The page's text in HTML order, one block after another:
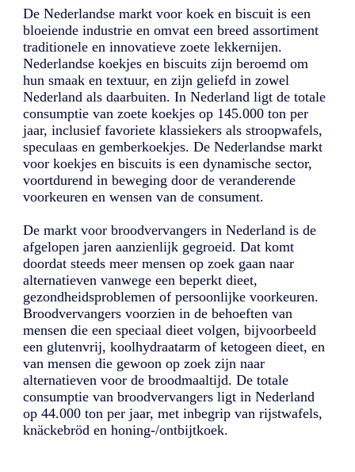
De Nederlandse markt voor koek en biscuit is een
bloeiende industrie en omvat een breed assortiment
traditionele en innovatieve zoete lekkernijen.
Nederlandse koekjes en biscuits zijn beroemd om
hun smaak en textuur, en zijn geliefd in zowel
Nederland als daarbuiten. In Nederland ligt de totale
consumptie van zoete koekjes op 145.000 ton per
jaar, inclusief favoriete klassiekers als stroopwafels,
speculaas en gemberkoekjes. De Nederlandse markt
voor koekjes en biscuits is een dynamische sector,
voortdurend in beweging door de veranderende
voorkeuren en wensen van de consument.
De markt voor broodvervangers in Nederland is de
afgelopen jaren aanzienlijk gegroeid. Dat komt
doordat steeds meer mensen op zoek gaan naar
alternatieven vanwege een beperkt dieet,
gezondheidsproblemen of persoonlijke voorkeuren.
Broodvervangers voorzien in de behoeften van
mensen die een speciaal dieet volgen, bijvoorbeeld
een glutenvrij, koolhydraatarm of ketogeen dieet, en
van mensen die gewoon op zoek zijn naar
alternatieven voor de broodmaaltijd. De totale
consumptie van broodvervangers ligt in Nederland
op 44.000 ton per jaar, met inbegrip van rijstwafels,
knäckebröd en honing-/ontbijtkoek.